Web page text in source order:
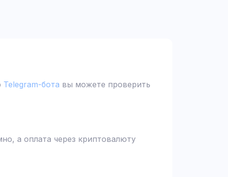
Telegram-бота вы можете проверить
а оплата через криптовалюту